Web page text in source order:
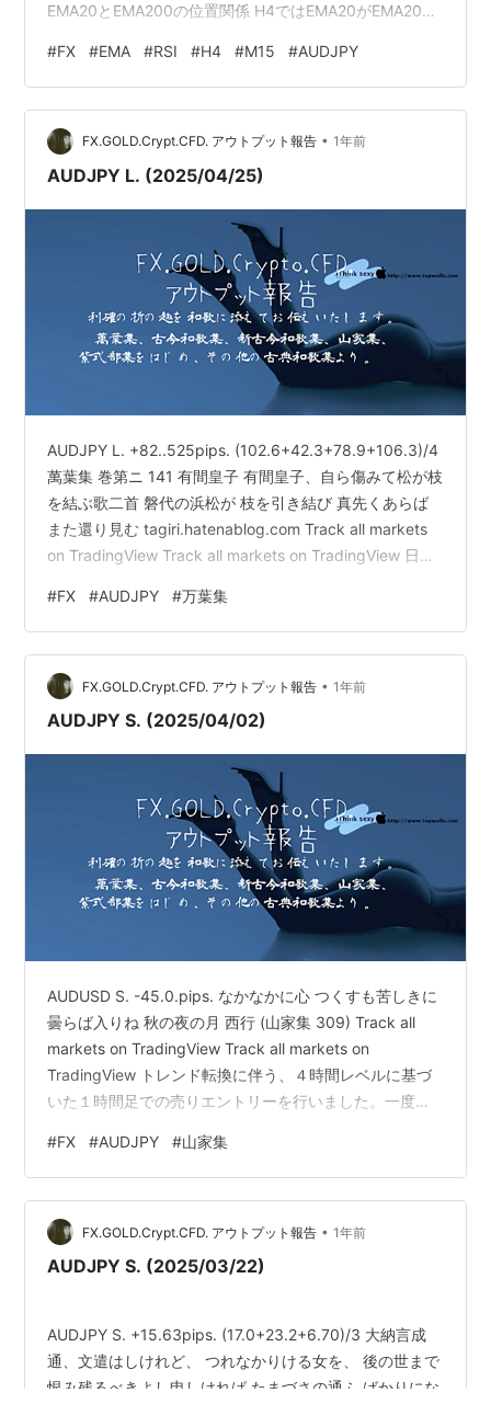
EMA20とEMA200の位置関係 H4ではEMA20がEMA200
います。M15でもEMA20がEMA200をしっかりと上抜け
ており、短期的なゴールデンクロスが発生中です。 3.
RSIの状況 H4ではRSIが50付近</strongで中立ながらも
回復傾向があり、過熱感はなく上昇余地あり。M15では
RSIが65付近…
#FX #EMA #RSI #H4 #M15 #AUDJPY
FX.GOLD.Crypt.CFD. アウトプット報告 • 1年前
AUDJPY L. (2025/04/25)
AUDJPY L. +82..525pips. (102.6+42.3+78.9+106.3)/4
萬葉集 巻第ニ 141 有間皇子 有間皇子、自ら傷みて松が枝
を結ぶ歌二首 磐代の浜松が 枝を引き結び 真先くあらば
また還り見む tagiri.hatenablog.com Track all markets
on TradingView Track all markets on TradingView 日足
換に伴う初押を獲得をするために１時間足での買いエン
トリーをいたしました。 「学びにおける対価と真摯な努
力について――為替取引の現場からの一筆…
#FX #AUDJPY #万葉集
FX.GOLD.Crypt.CFD. アウトプット報告 • 1年前
AUDJPY S. (2025/04/02)
AUDUSD S. -45.0.pips. なかなかに心 つくすも苦しきに
曇らば入りね 秋の夜の月 西行 (山家集 309) Track all
markets on TradingView Track all markets on
TradingView トレンド転換に伴う、４時間レベルに基づ
いた１時間足での売りエントリーを行いました。一度、
切りとなりました。 アウトプットとしての報告ブログを
作成するにあたり、改めてチャートを精査いたしまし
た。 まず日足チャートを確認したところ、W1MAと
D1MAの乖離がやや気になるものの、トレンドライン…
#FX #AUDJPY #山家集
FX.GOLD.Crypt.CFD. アウトプット報告 • 1年前
AUDJPY S. (2025/03/22)
AUDJPY S. +15.63pips. (17.0+23.2+6.70)/3 大納言成
通、文遣はしけれど、 つれなかりける女を、 後の世まで
恨み残るべきよし申しければ たまづさの通ふ ばかりにな